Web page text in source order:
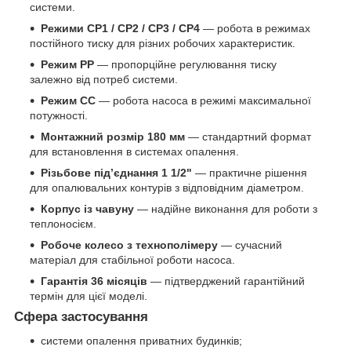
системи.
Режими CP1 / CP2 / CP3 / CP4 — робота в режимах
постійного тиску для різних робочих характеристик.
Режим PP — пропорційне регулювання тиску
залежно від потреб системи.
Режим CC — робота насоса в режимі максимальної
потужності.
Монтажний розмір 180 мм — стандартний формат
для встановлення в системах опалення.
Різьбове під’єднання 1 1/2" — практичне рішення
для опалювальних контурів з відповідним діаметром.
Корпус із чавуну — надійне виконання для роботи з
теплоносієм.
Робоче колесо з технополімеру — сучасний
матеріал для стабільної роботи насоса.
Гарантія 36 місяців — підтверджений гарантійний
термін для цієї моделі.
Сфера застосування
системи опалення приватних будинків;